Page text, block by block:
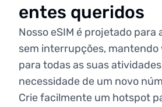
entes queridos
Nosso eSIM é projetado para
sem interrupções,
para todas as suas
necessidade de um novo
Crie facilmente um hotspot